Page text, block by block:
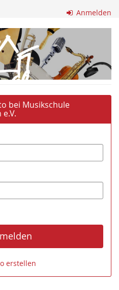
Anmelden
bei Musikschule
erstellen